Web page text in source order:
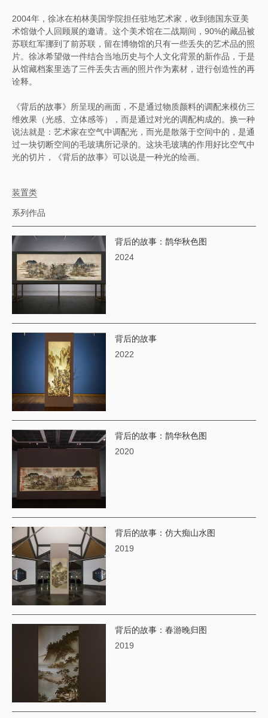
2004年，徐冰在柏林美国学院担任驻地艺术家，收到德国东亚美
术馆做个人回顾展的邀请。这个美术馆在二战期间，90%的藏品被
苏联红军挪到了前苏联，留在博物馆的只有一些丢失的艺术品的照
片。徐冰希望做一件结合当地历史与个人文化背景的新作品，于是
从馆藏档案里选了三件丢失古画的照片作为素材，进行创造性的再
诠释。
《背后的故事》所呈现的画面，不是通过物质颜料的调配来模仿三
维效果（光感、立体感等），而是通过对光的调配构成的。换一种
说法就是：艺术家在空气中调配光，而光是散落于空间中的，是通
过一块切断空间的毛玻璃所记录的。这块毛玻璃的作用好比空气中
光的切片，《背后的故事》可以说是一种光的绘画。
装置类
系列作品
背后的故事：鹊华秋色图
2024
背后的故事
2022
背后的故事：鹊华秋色图
2020
​背后的故事：仿大痴山水图
2019
背后的故事：春游晚归图
2019